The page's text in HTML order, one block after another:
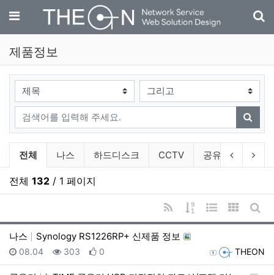
메뉴
제품정보
검색대상
검색어
검색
제품정보 분류 목록
전체 나스 하드디스크 CCTV 공유기 악세
이전 분류
다
전체 132 / 1 페이지
RSS
게시물 정렬
웹진 스타일
갤러리게
나스
Synology RS1226RP+ 신제품 정보
등록자 THEON
등록일
08.04 조회
303 추천
0